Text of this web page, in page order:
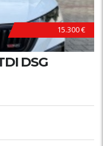
15.300 €
DSG